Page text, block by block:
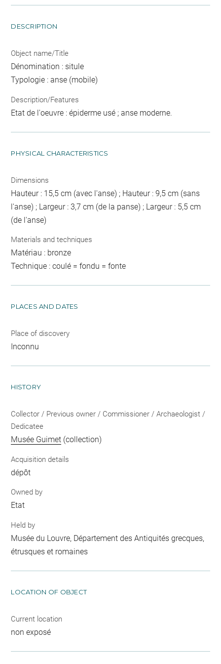
DESCRIPTION
Object name/Title
Dénomination : situle
Typologie : anse (mobile)
Description/Features
Etat de l'oeuvre : épiderme usé ; anse moderne.
PHYSICAL CHARACTERISTICS
Dimensions
Hauteur : 15,5 cm (avec l'anse) ; Hauteur : 9,5 cm (sans
l'anse) ; Largeur : 3,7 cm (de la panse) ; Largeur : 5,5 cm
(de l'anse)
Materials and techniques
Matériau : bronze
Technique : coulé = fondu = fonte
PLACES AND DATES
Place of discovery
Inconnu
HISTORY
Collector / Previous owner / Commissioner / Archaeologist /
Dedicatee
Musée Guimet (collection)
Acquisition details
dépôt
Owned by
Etat
Held by
Musée du Louvre, Département des Antiquités grecques,
étrusques et romaines
LOCATION OF OBJECT
Current location
non exposé